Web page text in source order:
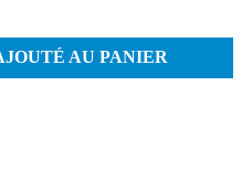
AU PANIER